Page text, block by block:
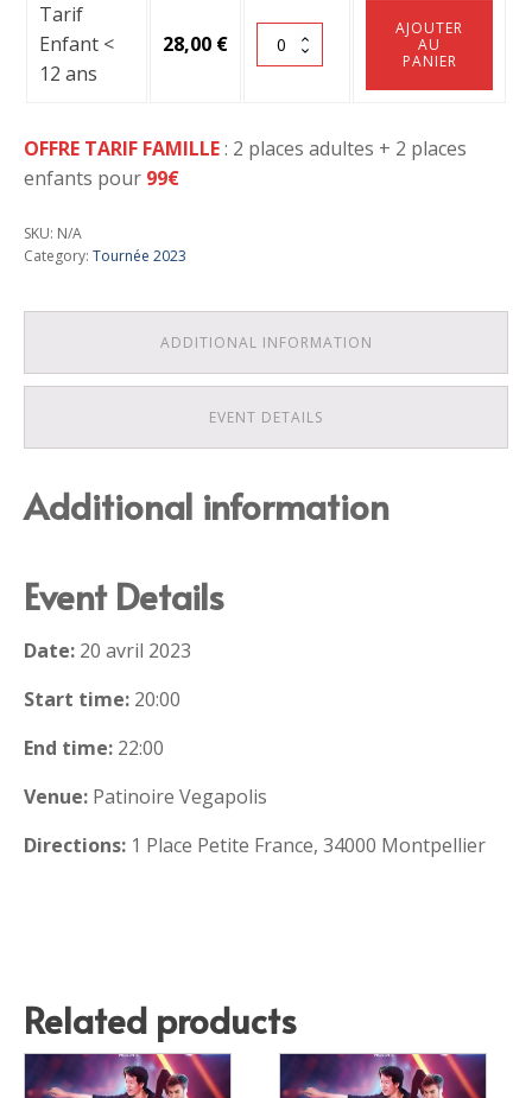
20h00
quantity
Tarif
Enfant <
12 ans
28,00 €
Montpellier
-
20h00
AJOUTER
AU
PANIER
OFFRE TARIF FAMILLE: 2 places adultes + 2 places
enfants pour 99€
SKU: N/A
Category: Tournée 2023
ADDITIONAL INFORMATION
EVENT DETAILS
Additional information
Event Details
Date: 20 avril 2023
Start time: 20:00
End time: 22:00
Venue: Patinoire Vegapolis
Directions: 1 Place Petite France, 34000 Montpellier
Related products